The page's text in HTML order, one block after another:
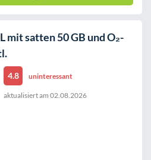
mit satten 50 GB und O₂-
4.8 uninteressant
aktualisiert am 02.08.2026